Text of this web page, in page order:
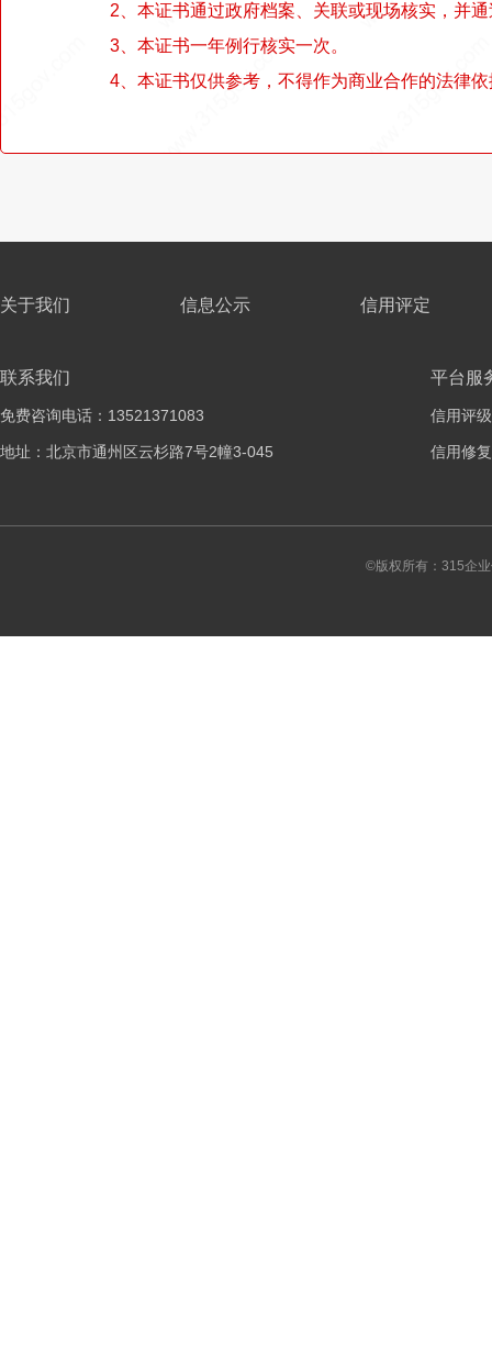
2、本证书通过政府档案、关联或现场核实，并
3、本证书一年例行核实一次。
4、本证书仅供参考，不得作为商业合作的法律
关于我们 信息公示 信用评定
联系我们
免费咨询电话：13521371083
地址：北京市通州区云杉路7号2幢3-045
平台服
信用评级
信用修复
©版权所有：315企